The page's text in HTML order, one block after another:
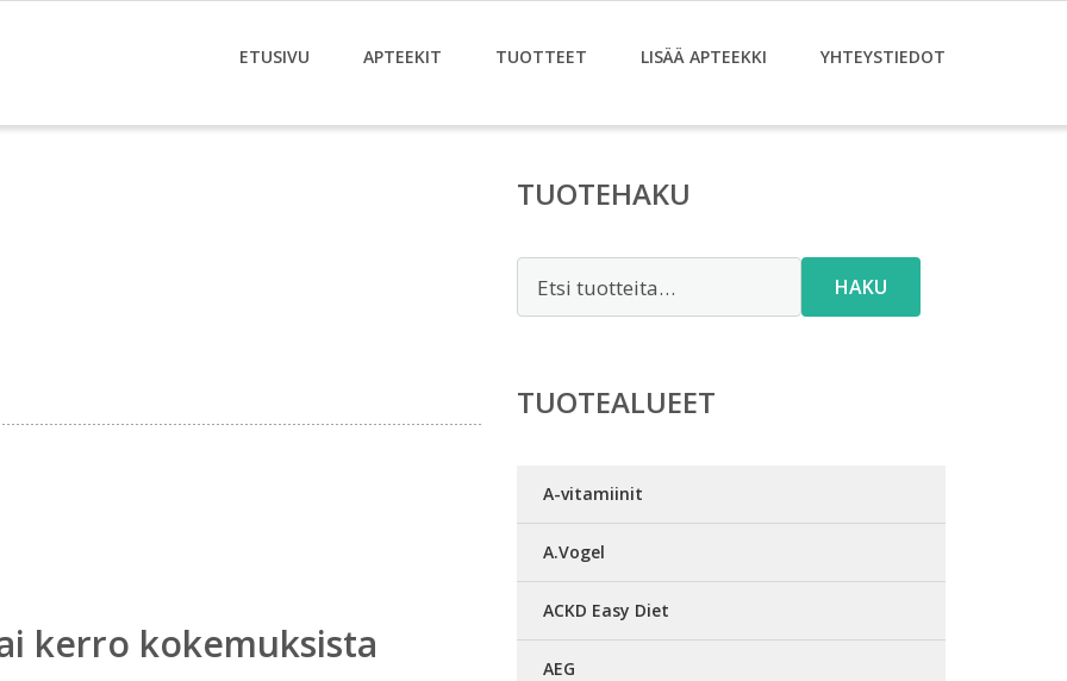
ETUSIVU APTEEKIT TUOTTEET LISÄÄ APTEEKKI YHTEYSTIEDOT
kerro kokemuksista
TUOTEHAKU
HAKU
TUOTEALUEET
A-vitamiinit
A.Vogel
ACKD Easy Diet
AEG